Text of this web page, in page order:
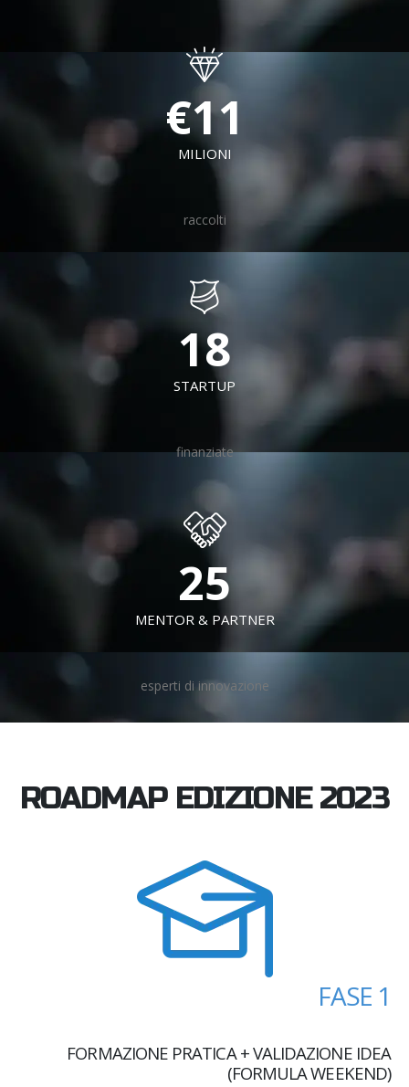
€12+
MILIONI
raccolti
20
STARTUP
finanziate
30+
MENTOR & PARTNER
esperti di innovazione
ROADMAP EDIZIONE 2023
FASE 1
FORMAZIONE PRATICA + VALIDAZIONE IDEA
(FORMULA WEEKEND)